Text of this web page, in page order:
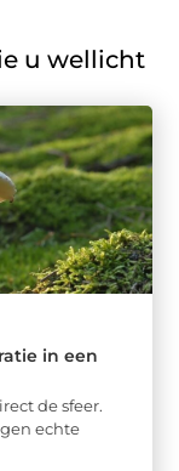
u wellicht
in een
de sfeer.
echte